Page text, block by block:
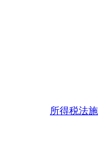
所得税法施